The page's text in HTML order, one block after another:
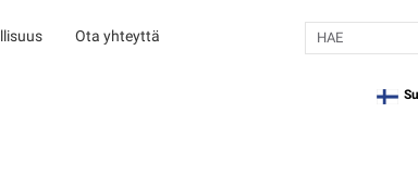
Ota yhteyttä Hae